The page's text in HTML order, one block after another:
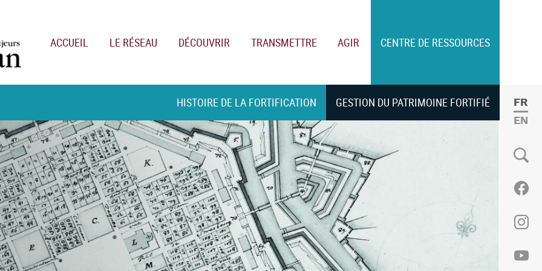
ACCUEIL LE RÉSEAU DÉCOUVRIR TRANSMETTRE AGIR CENTRE DE RESSOURCES
Social
HISTOIRE DE LA FORTIFICATION GESTION DU PATRIMOINE FORTIFIÉ